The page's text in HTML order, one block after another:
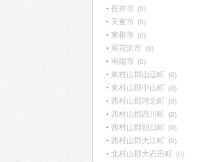
長井市 (0)
天童市 (0)
東根市 (0)
尾花沢市 (0)
南陽市 (0)
東村山郡山辺町 (0)
東村山郡中山町 (0)
西村山郡河北町 (0)
西村山郡西川町 (0)
西村山郡朝日町 (0)
西村山郡大江町 (0)
北村山郡大石田町 (0)